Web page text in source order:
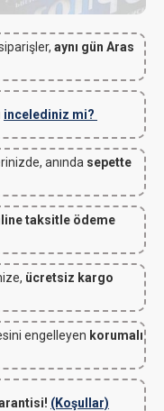
aynı gün Aras
incelediniz mi?
anında sepette
taksitle ödeme
ücretsiz kargo
engelleyen korumalı
(Koşullar)